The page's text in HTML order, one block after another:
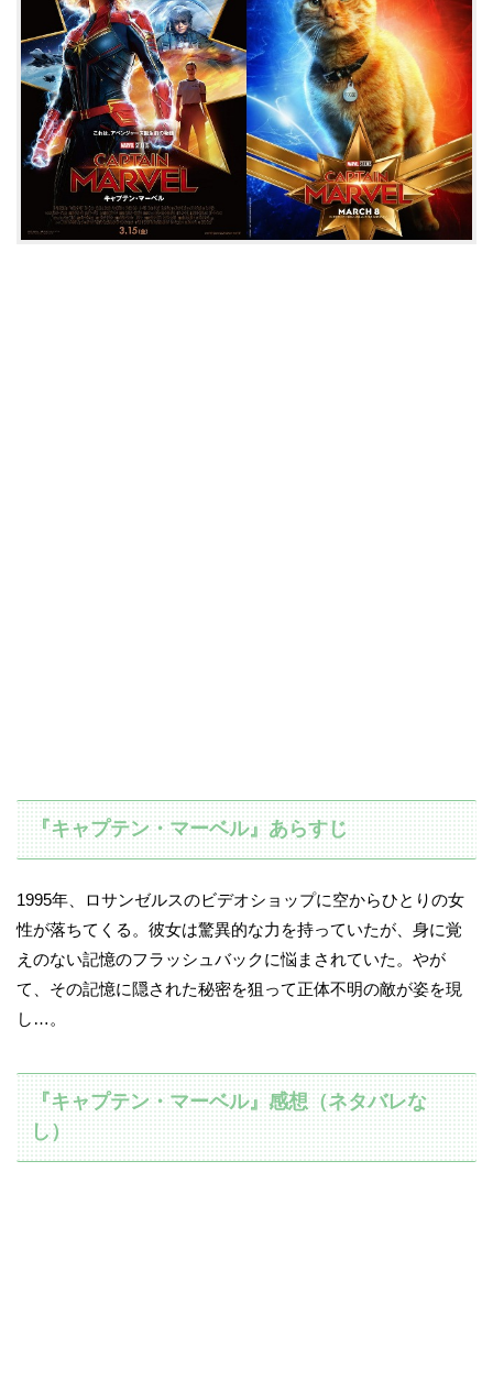
『キャプテン・マーベル』あらすじ
1995年、ロサンゼルスのビデオショップに空からひとりの女
性が落ちてくる。彼女は驚異的な力を持っていたが、身に覚
えのない記憶のフラッシュバックに悩まされていた。やが
て、その記憶に隠された秘密を狙って正体不明の敵が姿を現
し…。
『キャプテン・マーベル』感想（ネタバレな
し）